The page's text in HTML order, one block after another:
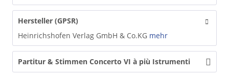
Hersteller (GPSR)
Heinrichshofen Verlag GmbH & Co.KG mehr
Partitur & Stimmen Concerto VI à più Istrumenti